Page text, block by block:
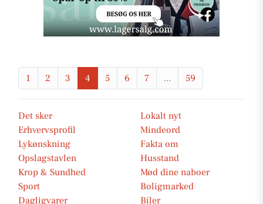
1 2 3 4 5 6 7 ... 59
Det sker
Lokalt nyt
Erhvervsprofil
Mindeord
Lykønskning
Fakta om
Opslagstavlen
Husstand
Krop & Sundhed
Mød dine naboer
Sport
Boligmarked
Dagligvarer
Biler